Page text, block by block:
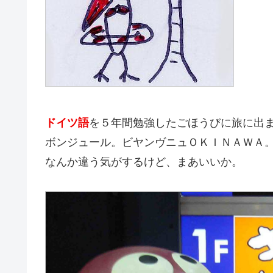
ドイツ語を５年間勉強したごほうびに旅に出
ボンジュール。ビヤンヴニュＯＫＩＮＡＷＡ
なんか違う気がするけど、まあいいか。